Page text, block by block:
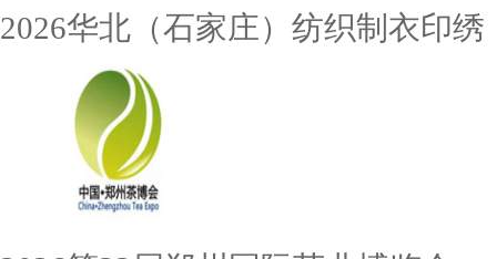
2026华北（石家庄）纺织制衣印绣